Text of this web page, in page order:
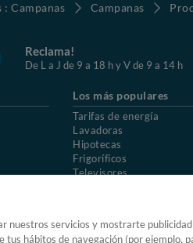
Campanas Campanas
Reclama!
De L a J de 9 a 18 h y V de 9 a 14 h
Los más populares
Tarifas de energía
Lavadoras
Hipotecas
Frigoríficos
Televisores
nuestros servicios y mostrarte
hábitos de navegación (por ejemplo,